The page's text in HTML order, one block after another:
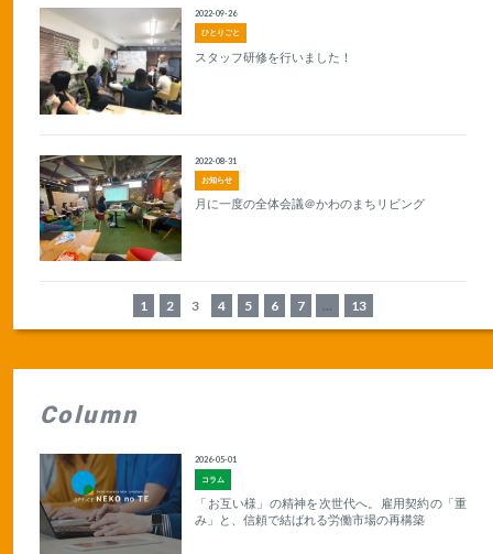
ひとりごと
2022-09-26
スタッフ研修を行いました！
お知らせ
2022-08-31
月に一度の全体会議＠かわのまちリビング
1 2 3 4 5 6 7 ... 13
Column
コラム
2026-05-01
「お互い様」の精神を次世代へ。雇用契約の「重
み」と、信頼で結ばれる労働市場の再構築